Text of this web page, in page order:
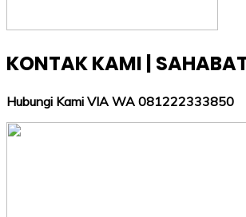
KONTAK KAMI |
Hubungi Kami VIA WA 081222333850